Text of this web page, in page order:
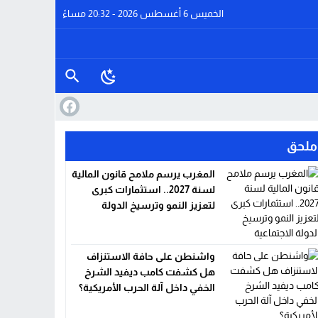
الخميس 6 أغسطس 2026 - 20:32 مساءً
ملحق
المغرب يرسم ملامح قانون المالية
لسنة 2027.. استثمارات كبرى
لتعزيز النمو وترسيخ الدولة
واشنطن على حافة الاستنزاف
هل كشفت كامب ديفيد الشرخ
الخفي داخل آلة الحرب الأمريكية؟